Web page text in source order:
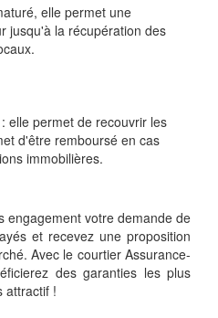
elle permet une
jusqu'à la récupération des
elle permet de recouvrir les
d'être remboursé en cas
immobilières.
engagement votre demande de
et recevez une proposition
Avec le courtier Assurance-
des garanties les plus
attractif !